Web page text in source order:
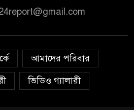
আমাদের পরিবার
ভিডিও গ্যালারী